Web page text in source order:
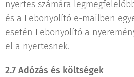
nyertes számára
és a Lebonyolító e-mailben
esetén Lebonyolító a
el a nyertesnek.
2.7 Adózás és költségek